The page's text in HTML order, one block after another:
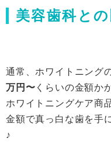
美容歯科と
通常、ホワイトニング
万円〜 くらいの金額か
ホワイトニングケア商
金額で真っ白な歯を手
♪